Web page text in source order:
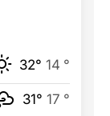
32° 14 °
31° 17 °